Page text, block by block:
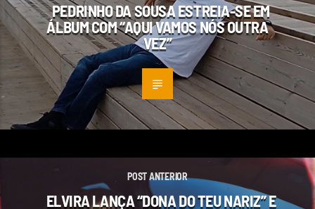
PEDRINHO DA SOUSA ESTREIA-SE EM
ÁLBUM COM “AQUI VAMOS NÓS OUTRA
VEZ”
POST ANTERIOR
ELVIRA LANÇA “DONA DO TEU NARIZ” E